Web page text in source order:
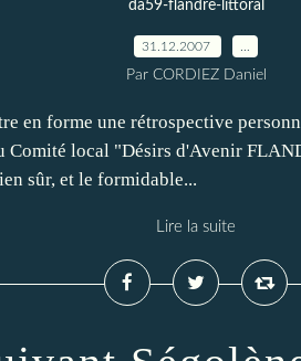
da59-flandre-littoral
31.12.2007
Par CORDIEZ Daniel
en forme une rétrospective
Comité local "Désirs d'Avenir
sûr, et le formidable...
Lire la suite